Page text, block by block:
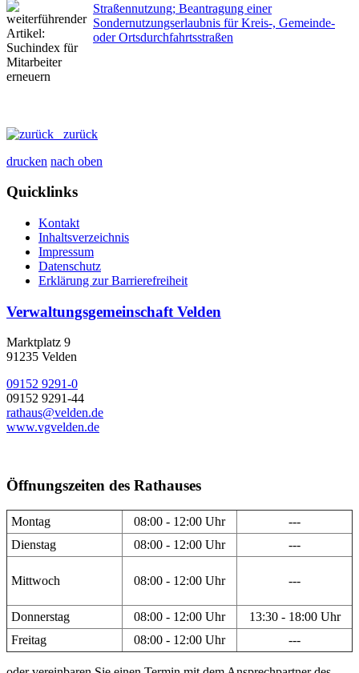
Straßennutzung; Beantragung einer
Sondernutzungserlaubnis für Kreis-, Gemeinde-
oder Ortsdurchfahrtsstraßen
zurück
drucken nach oben
Quicklinks
Kontakt
Inhaltsverzeichnis
Impressum
Datenschutz
Erklärung zur Barrierefreiheit
Verwaltungsgemeinschaft Velden
Marktplatz 9
91235 Velden
09152 9291-0
09152 9291-44
rathaus@velden.de
www.vgvelden.de
Öffnungszeiten des Rathauses
Montag 08:00 - 12:00 Uhr
---
Dienstag
08:00 - 12:00 Uhr ---
Mittwoch 08:00 - 12:00 Uhr ---
Donnerstag 08:00 - 12:00 Uhr
13:30 - 18:00 Uhr
Freitag
08:00 - 12:00 Uhr ---